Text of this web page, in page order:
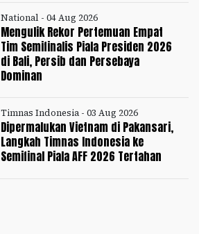
National - 04 Aug 2026
Mengulik Rekor Pertemuan Empat
Tim Semifinalis Piala Presiden 2026
di Bali, Persib dan Persebaya
Dominan
Timnas Indonesia - 03 Aug 2026
Dipermalukan Vietnam di Pakansari,
Langkah Timnas Indonesia ke
Semifinal Piala AFF 2026 Tertahan